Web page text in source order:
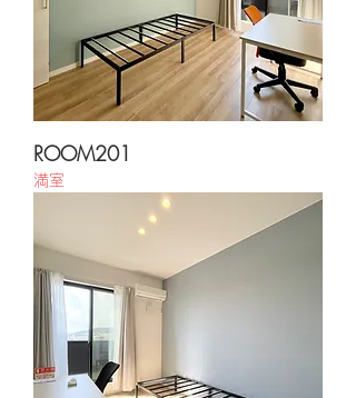
ROOM201
満室